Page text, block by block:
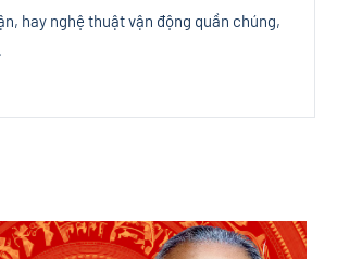
hay nghệ thuật vận động quần chúng,